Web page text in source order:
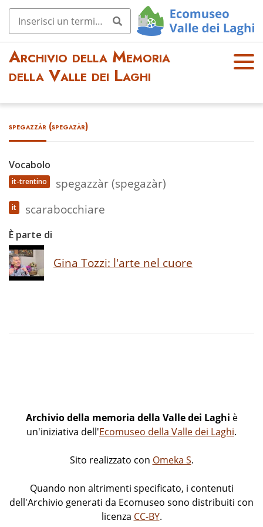
Archivio della Memoria
della Valle dei Laghi
OPE
spegazzàr (spegazàr)
Vocabolo
it-trentino spegazzàr (spegazàr)
it scarabocchiare
È parte di
Gina Tozzi: l'arte nel cuore
Archivio della memoria della Valle dei Laghi è
un'iniziativa dell'Ecomuseo della Valle dei Laghi.
Sito realizzato con Omeka S.
Quando non altrimenti specificato, i contenuti
dell'Archivio generati da Ecomuseo sono distribuiti con
licenza CC-BY.